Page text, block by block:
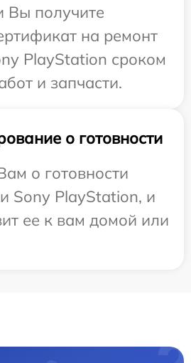
Вы получите
на ремонт
PlayStation сроком
и запчасти.
о готовности
о готовности
Sony PlayStation, и
ее к вам домой или